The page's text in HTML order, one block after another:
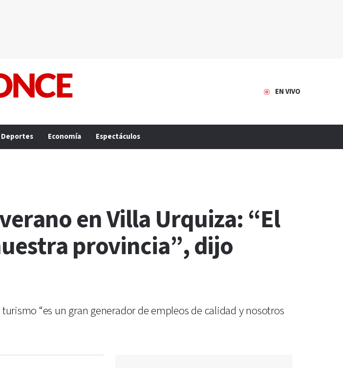
EN VIVO
Deportes Economía Espectáculos
en Villa Urquiza: “El
provincia”, dijo
“es un gran generador de empleos de calidad y nosotros